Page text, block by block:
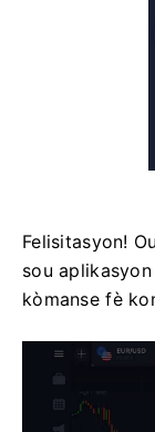
Felisitasyon!
sou
kòmanse fè